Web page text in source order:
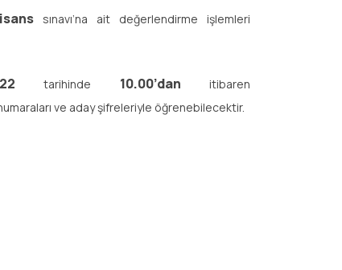
sınavı’na ait değerlendirme işlemleri
tarihinde 10.00’dan itibaren
ve aday şifreleriyle öğrenebilecektir.